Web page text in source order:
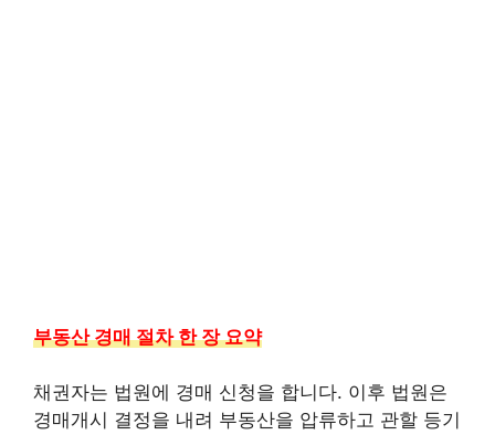
부동산 경매 절차 한 장 요약
채권자는 법원에 경매 신청을 합니다. 이후 법원은
경매개시 결정을 내려 부동산을 압류하고 관할 등기